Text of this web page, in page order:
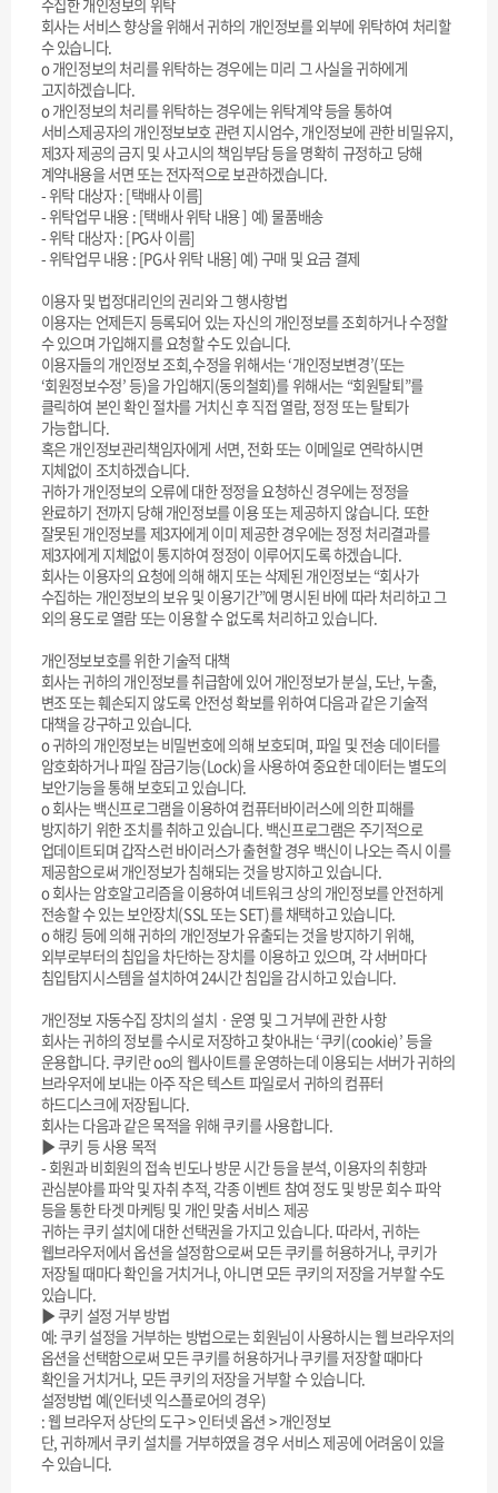
수집한 개인정보의 위탁
회사는 서비스 향상을 위해서 귀하의 개인정보를 외부에 위탁하여 처리할
수 있습니다.
ο 개인정보의 처리를 위탁하는 경우에는 미리 그 사실을 귀하에게
고지하겠습니다.
ο 개인정보의 처리를 위탁하는 경우에는 위탁계약 등을 통하여
서비스제공자의 개인정보보호 관련 지시엄수, 개인정보에 관한 비밀유지,
제3자 제공의 금지 및 사고시의 책임부담 등을 명확히 규정하고 당해
계약내용을 서면 또는 전자적으로 보관하겠습니다.
- 위탁 대상자 : [택배사 이름]
- 위탁업무 내용 : [택배사 위탁 내용 ] 예) 물품배송
- 위탁 대상자 : [PG사 이름]
- 위탁업무 내용 : [PG사 위탁 내용] 예) 구매 및 요금 결제
이용자 및 법정대리인의 권리와 그 행사항법
이용자는 언제든지 등록되어 있는 자신의 개인정보를 조회하거나 수정할
수 있으며 가입해지를 요청할 수도 있습니다.
이용자들의 개인정보 조회,수정을 위해서는 ‘개인정보변경’(또는
‘회원정보수정’ 등)을 가입해지(동의철회)를 위해서는 “회원탈퇴”를
클릭하여 본인 확인 절차를 거치신 후 직접 열람, 정정 또는 탈퇴가
가능합니다.
혹은 개인정보관리책임자에게 서면, 전화 또는 이메일로 연락하시면
지체없이 조치하겠습니다.
귀하가 개인정보의 오류에 대한 정정을 요청하신 경우에는 정정을
완료하기 전까지 당해 개인정보를 이용 또는 제공하지 않습니다. 또한
잘못된 개인정보를 제3자에게 이미 제공한 경우에는 정정 처리결과를
제3자에게 지체없이 통지하여 정정이 이루어지도록 하겠습니다.
회사는 이용자의 요청에 의해 해지 또는 삭제된 개인정보는 “회사가
수집하는 개인정보의 보유 및 이용기간”에 명시된 바에 따라 처리하고 그
외의 용도로 열람 또는 이용할 수 없도록 처리하고 있습니다.
개인정보보호를 위한 기술적 대책
회사는 귀하의 개인정보를 취급함에 있어 개인정보가 분실, 도난, 누출,
변조 또는 훼손되지 않도록 안전성 확보를 위하여 다음과 같은 기술적
대책을 강구하고 있습니다.
ο 귀하의 개인정보는 비밀번호에 의해 보호되며, 파일 및 전송 데이터를
암호화하거나 파일 잠금기능(Lock)을 사용하여 중요한 데이터는 별도의
보안기능을 통해 보호되고 있습니다.
ο 회사는 백신프로그램을 이용하여 컴퓨터바이러스에 의한 피해를
방지하기 위한 조치를 취하고 있습니다. 백신프로그램은 주기적으로
업데이트되며 갑작스런 바이러스가 출현할 경우 백신이 나오는 즉시 이를
제공함으로써 개인정보가 침해되는 것을 방지하고 있습니다.
ο 회사는 암호알고리즘을 이용하여 네트워크 상의 개인정보를 안전하게
전송할 수 있는 보안장치(SSL 또는 SET)를 채택하고 있습니다.
ο 해킹 등에 의해 귀하의 개인정보가 유출되는 것을 방지하기 위해,
외부로부터의 침입을 차단하는 장치를 이용하고 있으며, 각 서버마다
침입탐지시스템을 설치하여 24시간 침입을 감시하고 있습니다.
개인정보 자동수집 장치의 설치ㆍ운영 및 그 거부에 관한 사항
회사는 귀하의 정보를 수시로 저장하고 찾아내는 ‘쿠키(cookie)’ 등을
운용합니다. 쿠키란 oo의 웹사이트를 운영하는데 이용되는 서버가 귀하의
브라우저에 보내는 아주 작은 텍스트 파일로서 귀하의 컴퓨터
하드디스크에 저장됩니다.
회사는 다음과 같은 목적을 위해 쿠키를 사용합니다.
▶ 쿠키 등 사용 목적
- 회원과 비회원의 접속 빈도나 방문 시간 등을 분석, 이용자의 취향과
관심분야를 파악 및 자취 추적, 각종 이벤트 참여 정도 및 방문 회수 파악
등을 통한 타겟 마케팅 및 개인 맞춤 서비스 제공
귀하는 쿠키 설치에 대한 선택권을 가지고 있습니다. 따라서, 귀하는
웹브라우저에서 옵션을 설정함으로써 모든 쿠키를 허용하거나, 쿠키가
저장될 때마다 확인을 거치거나, 아니면 모든 쿠키의 저장을 거부할 수도
있습니다.
▶ 쿠키 설정 거부 방법
예: 쿠키 설정을 거부하는 방법으로는 회원님이 사용하시는 웹 브라우저의
옵션을 선택함으로써 모든 쿠키를 허용하거나 쿠키를 저장할 때마다
확인을 거치거나, 모든 쿠키의 저장을 거부할 수 있습니다.
설정방법 예(인터넷 익스플로어의 경우)
: 웹 브라우저 상단의 도구 > 인터넷 옵션 > 개인정보
단, 귀하께서 쿠키 설치를 거부하였을 경우 서비스 제공에 어려움이 있을
수 있습니다.